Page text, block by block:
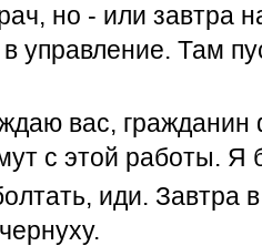
но - или завтра
управление. Там
вас,
с этой работы. Я
иди. Завтра